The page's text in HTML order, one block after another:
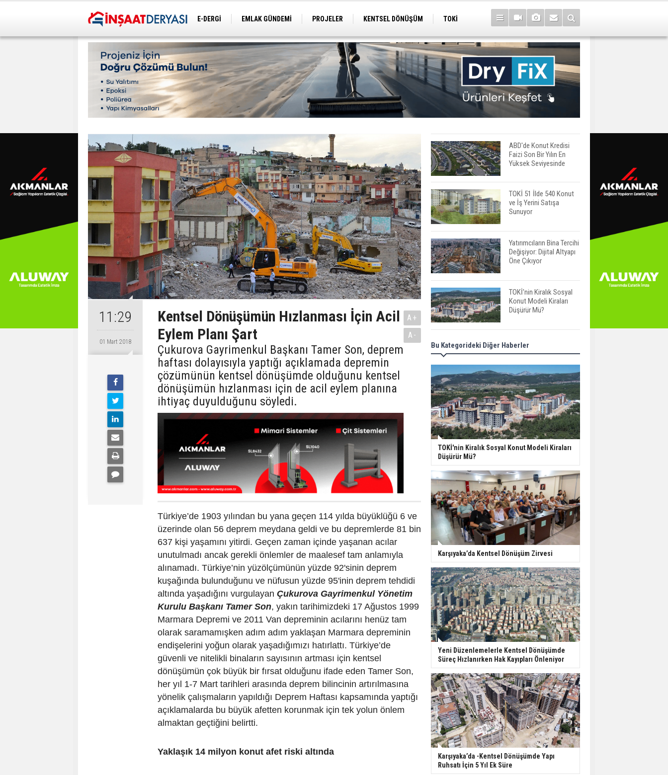
E-DERGİ EMLAK GÜNDEMİ PROJELER KENTSEL DÖNÜŞÜM
TOKİ
11:29
01 Mart 2018
Kentsel Dönüşümün Hızlanması İçin Acil
Eylem Planı Şart
Çukurova Gayrimenkul Başkanı Tamer Son, deprem
haftası dolayısıyla yaptığı açıklamada depremin
çözümünün kentsel dönüşümde olduğunu kentsel
dönüşümün hızlanması için de acil eylem planına
ihtiyaç duyulduğunu söyledi.
A+
A-
Türkiye’de 1903 yılından bu yana geçen 114 yılda büyüklüğü 6 ve
üzerinde olan 56 deprem meydana geldi ve bu depremlerde 81 bin
637 kişi yaşamını yitirdi. Geçen zaman içinde yaşanan acılar
unutulmadı ancak gerekli önlemler de maalesef tam anlamıyla
alınamadı. Türkiye’nin yüzölçümünün yüzde 92'sinin deprem
kuşağında bulunduğunu ve nüfusun yüzde 95'inin deprem tehdidi
altında yaşadığını vurgulayan Çukurova Gayrimenkul Yönetim
Kurulu Başkanı Tamer Son, yakın tarihimizdeki 17 Ağustos 1999
Marmara Depremi ve 2011 Van depreminin acılarını henüz tam
olarak saramamışken adım adım yaklaşan Marmara depreminin
endişelerini yoğun olarak yaşadığımızı hatırlattı. Türkiye’de
güvenli ve nitelikli binaların sayısının artması için kentsel
dönüşümün çok büyük bir fırsat olduğunu ifade eden Tamer Son,
her yıl 1-7 Mart tarihleri arasında deprem bilincinin artırılmasına
yönelik çalışmaların yapıldığı Deprem Haftası kapsamında yaptığı
açıklamalarda bu büyük afetten korunmak için tek yolun önlem
almaktan geçtiğini belirtti.
Yaklaşık 14 milyon konut afet riski altında
ABD'de Konut Kredisi
Faizi Son Bir Yılın En
Yüksek Seviyesinde
TOKİ 51 İlde 540 Konut
ve İş Yerini Satışa
Sunuyor
Yatırımcıların Bina Tercihi
Değişiyor: Dijital Altyapı
Öne Çıkıyor
TOKİ'nin Kiralık Sosyal
Konut Modeli Kiraları
Düşürür Mü?
İkinci El Konut Fiyatları
İspanya'da Bir Yılda
Konut Satışları Güçlü
Seyrini Korudu Yabancıya
Satış Geriledi
ABD'de İnşaat
Harcamaları Geriledi
Tercih Döneminde
Barınma Telaşı Başladı
Aileden Miras Kalan Ev
Nasıl Satılır?
İstanbul'da 15 Bin Kiralık
Sosyal Konut Eylülde
Kiraya Verilecek
Bu Kategorideki Diğer Haberler
TOKİ'nin Kiralık Sosyal Konut Modeli Kiraları
Düşürür Mü?
Karşıyaka’da Kentsel Dönüşüm Zirvesi
Yeni Düzenlemelerle Kentsel Dönüşümde
Süreç Hızlanırken Hak Kayıpları Önleniyor
Karşıyaka’da -Kentsel Dönüşümde Yapı
Ruhsatı İçin 5 Yıl Ek Süre